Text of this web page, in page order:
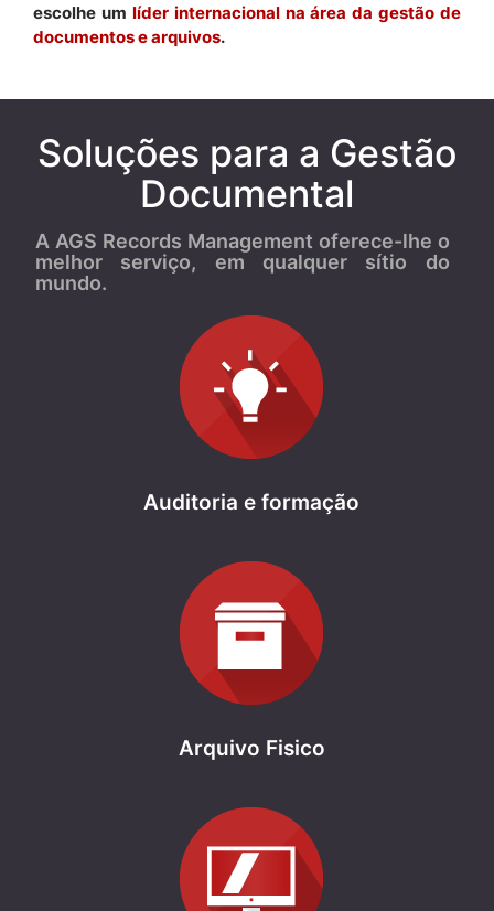
escolhe um líder internacional na área da gestão de
documentos e arquivos.
Soluções para a Gestão
Documental
A AGS Records Management oferece-lhe o
melhor serviço, em qualquer sítio do
mundo.
Auditoria e formação
Arquivo Fisico